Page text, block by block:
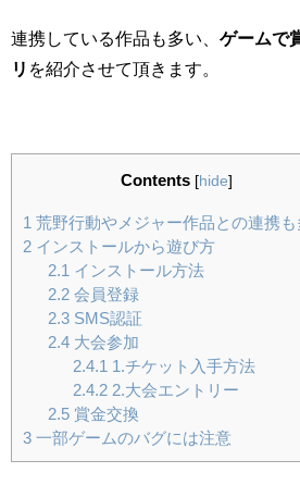
連携している作品も多い、 ゲームで
リ を紹介させて頂きます。
Contents [hide]
1 荒野行動やメジャー作品との連携も
2 インストールから遊び方
2.1 インストール方法
2.2会員登録
2.3SMS認証
2.4大会参加
2.4.1 1.チケット入手方法
2.4.22.大会エントリー
2.5賞金交換
3 一部ゲームのバグには注意